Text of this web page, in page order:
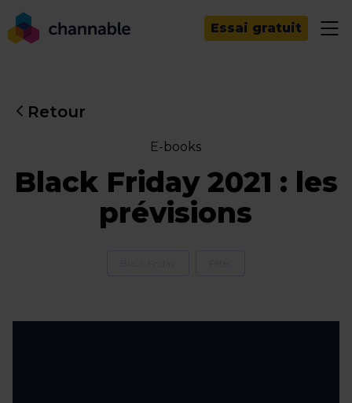
Essai gratuit
Retour
E-books
Black Friday 2021 : les
prévisions